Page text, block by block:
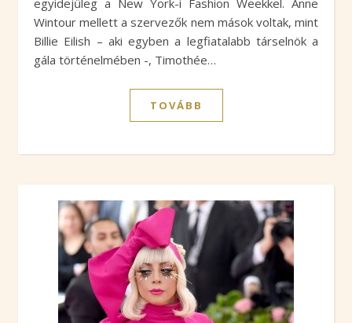
egyidejűleg a New York-i Fashion Weekkel. Anne
Wintour mellett a szervezők nem mások voltak, mint
Billie Eilish – aki egyben a legfiatalabb társelnök a
gála történelmében -, Timothée…
TOVÁBB